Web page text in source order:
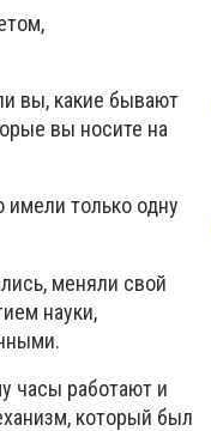
вы, какие бывают
вы носите на
только одну
меняли свой
науки,
часы работают и
который был